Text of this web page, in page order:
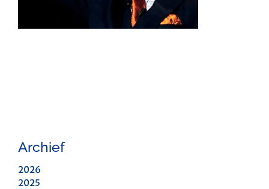
Archief
2026
2025